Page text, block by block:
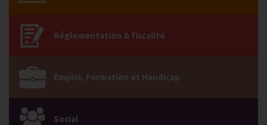
Réglementation & fiscalité
Emploi, Formation et Handicap
Social